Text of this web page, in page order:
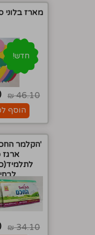
מארז בלוני
חדש!
46.10
₪
הוסף
'הקלמר
ארגז
34.10
₪